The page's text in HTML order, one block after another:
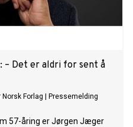
Det er aldri for sent å
Norsk Forlag Pressemelding
57-åring er Jørgen Jæger